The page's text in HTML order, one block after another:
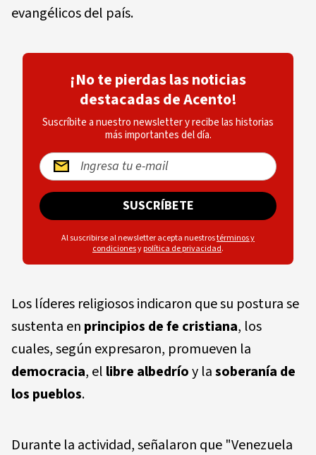
evangélicos del país.
¡No te pierdas las noticias
destacadas de Acento!
Suscríbite a nuestro newsletter y recibe las historias
más importantes del día.
SUSCRÍBETE
Al suscribirse al newsletter acepta nuestrostérminos y
condicionesypolítica de privacidad.
Los líderes religiosos indicaron que su postura se
sustenta en principios de fe cristiana, los
cuales, según expresaron, promueven la
democracia, el libre albedríoy lasoberanía de
los pueblos.
Durante la actividad, señalaron que "Venezuela